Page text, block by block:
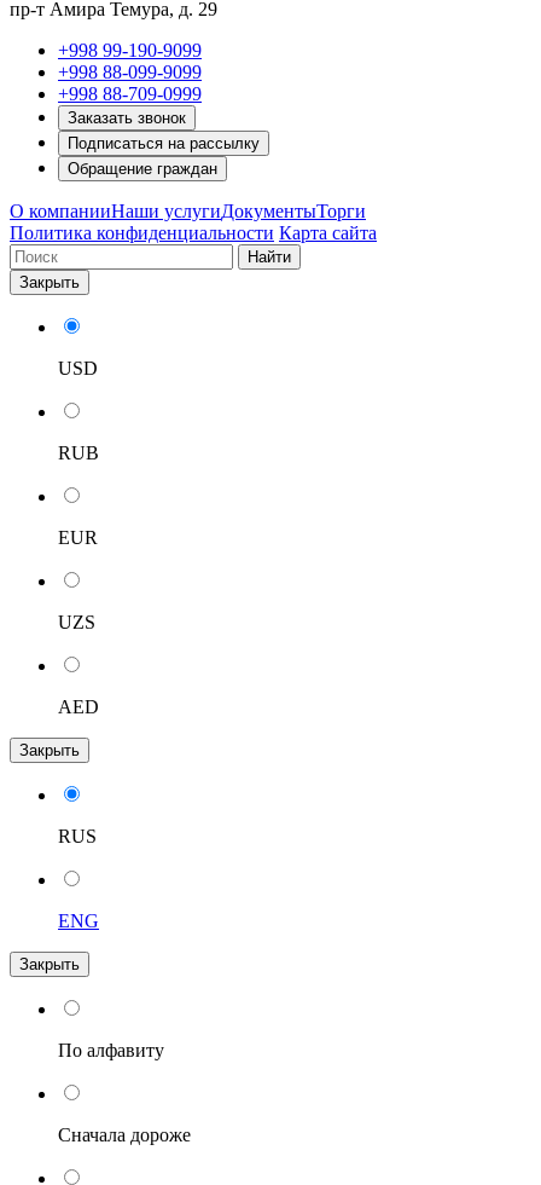
пр-т Амира Темура, д. 29
+998 99-190-9099
+998 88-099-9099
+998 88-709-0999
Заказать звонок
Подписаться на рассылку
Обращение граждан
О компанииНаши услугиДокументыТорги
Политика конфиденциальности Карта сайта
Найти
Закрыть
USD
RUB
EUR
UZS
AED
Закрыть
RUS
ENG
Закрыть
По алфавиту
Сначала дороже